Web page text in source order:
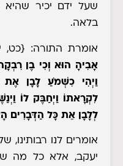
שעל ידם יכיר שהיא
בלאה.
אומרת התורה: {כט,
אָבִיהָ הוּא וְכִי בֶן
וַיְהִי כִשְׁמֹעַ לָבָן
לִקְרָאתוֹ וַיְחַבֶּק לוֹ
לְלָבָן אֵת כָּל הַדְּבָרִים
אומרים לנו
יעקב, אלא כל מה